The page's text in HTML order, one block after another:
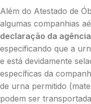
Além do Atestado de
algumas companhias
declaração da
especificando que a
e está devidamente
específicas da
de urna permitido
podem ser